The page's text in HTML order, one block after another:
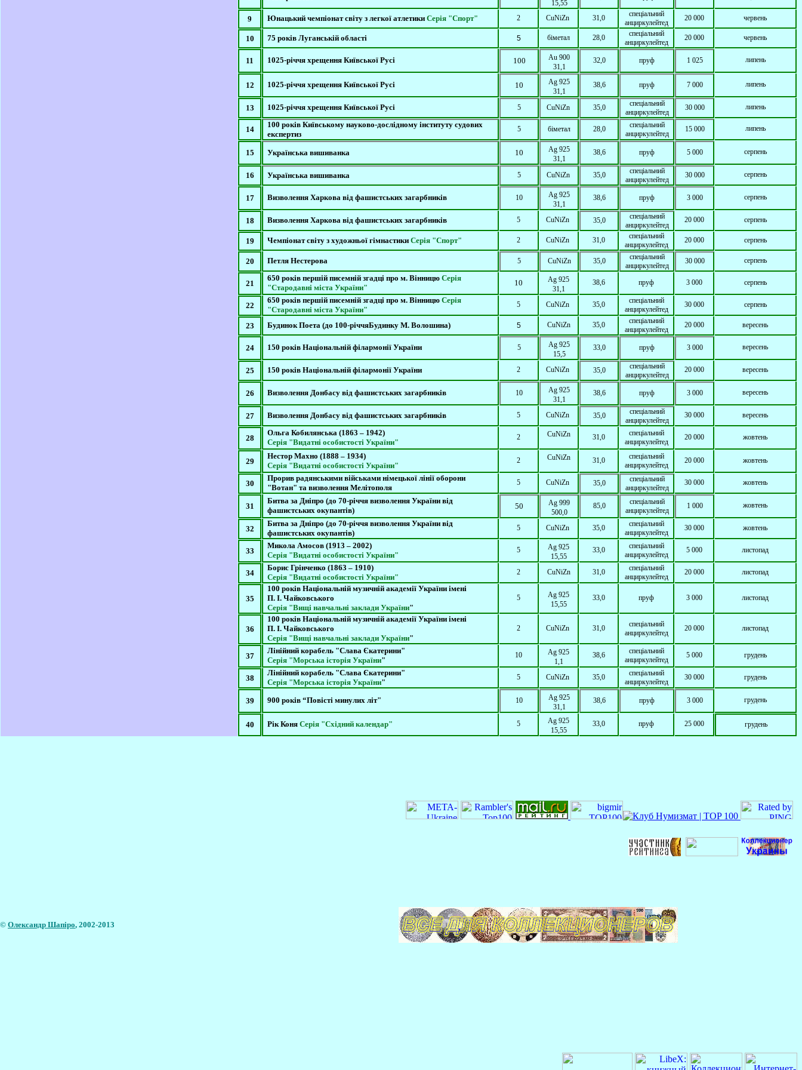
15,55
9 Юнацький чемпіонат світу з легкої атлетикиСерія "Спорт" 2 CuNiZn 31,0
спеціальний
анциркулейтед
20 000 червень
10 75 років Луганській області 5 біметал 28,0
спеціальний
анциркулейтед
20 000 червень
11 1025-річчя хрещення Київської Русі 100 Au 900
31,1
32,0 пруф 1 025 липень
12 1025-річчя хрещення Київської Русі 10 Ag 925
31,1
38,6 пруф 7 000 липень
13 1025-річчя хрещення Київської Русі 5 CuNiZn 35,0
спеціальний
анциркулейтед
30 000 липень
14
100 років Київському науково-дослідному інституту судових
експертиз
5 біметал 28,0
спеціальний
анциркулейтед
15 000 липень
15 Українська вишиванка 10 Ag 925
31,1
38,6 пруф 5 000 серпень
16 Українська вишиванка 5 CuNiZn 35,0
спеціальний
анциркулейтед
30 000 серпень
17 Визволення Харкова від фашистських загарбників 10 Ag 925
31,1
38,6 пруф 3 000 серпень
18 Визволення Харкова від фашистських загарбників 5 CuNiZn 35,0
спеціальний
анциркулейтед
20 000 серпень
19 Чемпіонат світу з художньої гімнастики Серія "Спорт" 2 CuNiZn 31,0
спеціальний
анциркулейтед
20 000 серпень
20 Петля Нестерова 5 CuNiZn 35,0
спеціальний
анциркулейтед
30 000 серпень
21
650 років першій писемній згадці про м. Вінницю Серія
"Cтародавні міста України"
10 Ag 925
31,1
38,6 пруф 3 000 серпень
22
650 років першій писемній згадці про м. Вінницю Серія
"Cтародавні міста України"
5 CuNiZn 35,0
спеціальний
анциркулейтед
30 000 серпень
23 Будинок Поета (до 100-річчяБудинку М. Волошина) 5 CuNiZn 35,0
спеціальний
анциркулейтед
20 000 вересень
24 150 років Національній філармонії України 5 Ag 925
15,5
33,0 пруф 3 000 вересень
25 150 років Національній філармонії України 2 CuNiZn 35,0
спеціальний
анциркулейтед
20 000 вересень
26 Визволення Донбасу від фашистських загарбників 10 Ag 925
31,1
38,6 пруф 3 000 вересень
27 Визволення Донбасу від фашистських загарбників 5 CuNiZn 35,0
спеціальний
анциркулейтед
30 000 вересень
28
Ольга Кобилянська (1863 – 1942)
Серія "Видатні особистості України"
2 CuNiZn 31,0
спеціальний
анциркулейтед
20 000 жовтень
29
Нестор Махно (1888 – 1934)
Серія "Видатні особистості України"
2 CuNiZn 31,0
спеціальний
анциркулейтед
20 000 жовтень
30
Прорив радянськими військами німецької лінії оборони
"Вотан" та визволення Мелітополя
5 CuNiZn 35,0
спеціальний
анциркулейтед
30 000 жовтень
31
Битва за Дніпро (до 70-річчя визволення України від
фашистських окупантів)
50 Ag 999
500,0
85,0
спеціальний
анциркулейтед
1 000 жовтень
32
Битва за Дніпро (до 70-річчя визволення України від
фашистських окупантів)
5 CuNiZn 35,0
спеціальний
анциркулейтед
30 000 жовтень
33
Микола Амосов (1913 – 2002)
Серія "Видатні особистості України"
5 Ag 925
15,55
33,0
спеціальний
анциркулейтед
5 000 листопад
34
Борис Грінченко (1863 – 1910)
Серія "Видатні особистості України"
2 CuNiZn 31,0
спеціальний
анциркулейтед
20 000 листопад
35
100 років Національній музичній академії України імені
П. І. Чайковського
Серія "Вищі навчальні заклади України"
5 Ag 925
15,55
33,0 пруф 3 000 листопад
36
100 років Національній музичній академії України імені
П. І. Чайковського
Серія "Вищі навчальні заклади України"
2 CuNiZn 31,0
спеціальний
анциркулейтед
20 000 листопад
37
Лінійний корабель "Слава Єкатерини"
Серія "Морська історія України"
10 Ag 925
1,1
38,6
спеціальний
анциркулейтед
5 000 грудень
38
Лінійний корабель "Слава Єкатерини"
Серія "Морська історія України"
5 CuNiZn 35,0
спеціальний
анциркулейтед
30 000 грудень
39 900 років “Повісті минулих літ" 10 Ag 925
31,1
38,6 пруф 3 000 грудень
40 Рік Коня Серія "Східний календар" 5 Ag 925
15,55
33,0 пруф 25 000 грудень
© Олександр Шапіро, 2002-2013